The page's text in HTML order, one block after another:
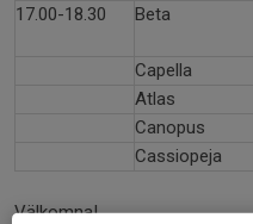
17.00-18.30
Beta
Capella
Atlas
Canopus
Cassiopeja
Välkomna!